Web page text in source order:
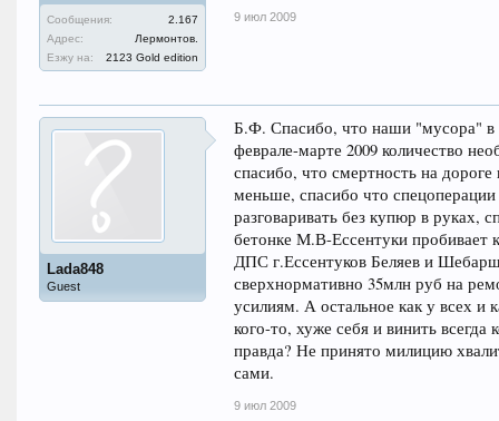
Сообщения:
2.167
Адрес:
Лермонтов.
Езжу на:
2123 Gold edition
9 июл 2009
Lada848
Guest
Б.Ф. Спасибо, что наши "мусора" в
феврале-марте 2009 количество
спасибо, что смертность на
меньше, спасибо что
разговаривать без купюр в руках,
бетонке М.В-Ессентуки пробивает
ДПС г.Ессентуков Беляев и
сверхнормативно 35млн руб на
усилиям. А остальное как у всех и
кого-то, хуже себя и винить
правда? Не принято милицию
сами.
9 июл 2009